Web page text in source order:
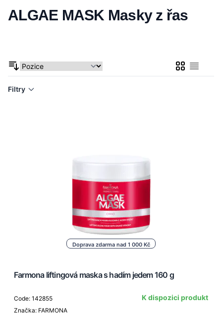
ALGAE MASK Masky z řas
MřížkaSeznam
Filtry
Doprava zdarma nad 1 000 Kč
Farmona liftingová maska s hadím jedem 160 g
Code: 142855
Značka: FARMONA
K dispozici produkt